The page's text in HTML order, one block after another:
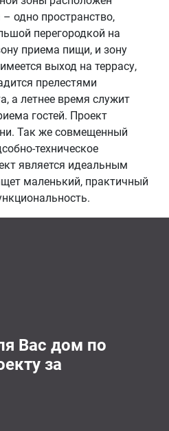
одно пространство,
перегородкой на
приема пищи, и зону
выход на террасу,
прелестями
а летнее время служит
гостей. Проект
Так же совмещенный
техническое
является идеальным
маленький, практичный
Вас дом по
за